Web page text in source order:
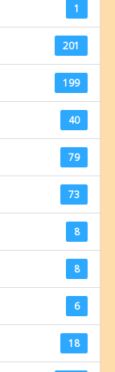
1
201
199
40
79
73
8
8
6
18